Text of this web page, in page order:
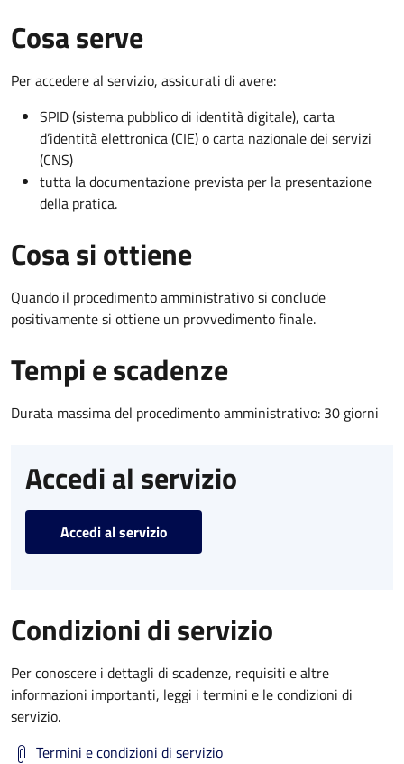
Cosa serve
Per accedere al servizio, assicurati di avere:
SPID (sistema pubblico di identità digitale), carta
d’identità elettronica (CIE) o carta nazionale dei servizi
(CNS)
tutta la documentazione prevista per la presentazione
della pratica.
Cosa si ottiene
Quando il procedimento amministrativo si conclude
positivamente si ottiene un provvedimento finale.
Tempi e scadenze
Durata massima del procedimento amministrativo: 30 giorni
Accedi al servizio
Accedi al servizio
Condizioni di servizio
Per conoscere i dettagli di scadenze, requisiti e altre
informazioni importanti, leggi i termini e le condizioni di
servizio.
Termini e condizioni di servizio